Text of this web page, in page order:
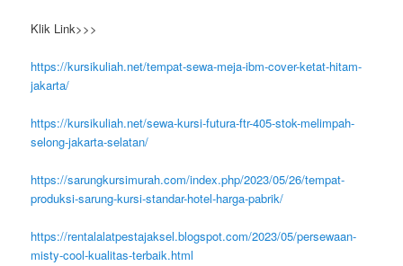
Klik Link>>>
https://kursikuliah.net/tempat-sewa-meja-ibm-cover-ketat-hitam-
jakarta/
https://kursikuliah.net/sewa-kursi-futura-ftr-405-stok-melimpah-
selong-jakarta-selatan/
https://sarungkursimurah.com/index.php/2023/05/26/tempat-
produksi-sarung-kursi-standar-hotel-harga-pabrik/
https://rentalalatpestajaksel.blogspot.com/2023/05/persewaan-
misty-cool-kualitas-terbaik.html